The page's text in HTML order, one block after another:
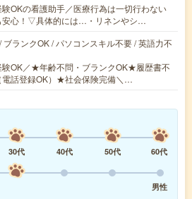
OKの看護助手／医療行為は一切行わない
安心！▽具体的には…・リネンやシ…
ブランクOK / パソコンスキル不要 / 英語力不
験OK／★年齢不問・ブランクOK★履歴書不
電話登録OK）★社会保険完備＼…
30代 40代 50代
60代
男性